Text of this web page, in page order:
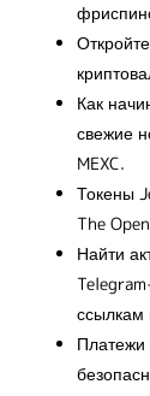
Как
свежие
MEXC.
Токены
The
Найти
ссылкам
Платежи